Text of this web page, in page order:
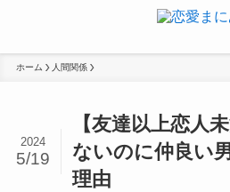
ホーム 人間関係
【友達以上恋人
ないのに仲良い
理由
2024
5/19